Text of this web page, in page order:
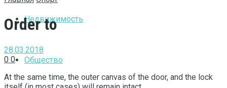
Недвижимость
Общество
Order to
28.03.2018
0 0
At the same time, the outer canvas of the door, and the lock